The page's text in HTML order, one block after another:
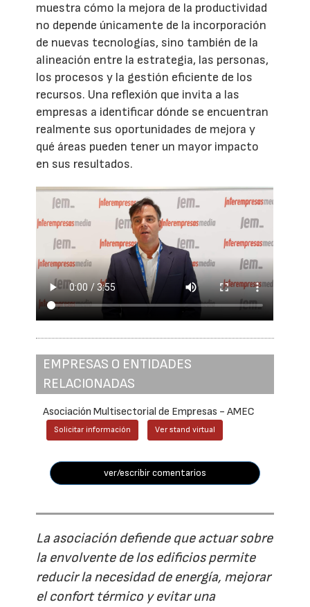
muestra cómo la mejora de la productividad
no depende únicamente de la incorporación
de nuevas tecnologías, sino también de la
alineación entre la estrategia, las personas,
los procesos y la gestión eficiente de los
recursos. Una reflexión que invita a las
empresas a identificar dónde se encuentran
realmente sus oportunidades de mejora y
qué áreas pueden tener un mayor impacto
en sus resultados.
EMPRESAS O ENTIDADES
RELACIONADAS
Asociación Multisectorial de Empresas - AMEC
Solicitar información Ver stand virtual
ver/escribir comentarios
La asociación defiende que actuar sobre
la envolvente de los edificios permite
reducir la necesidad de energía, mejorar
el confort térmico y evitar una